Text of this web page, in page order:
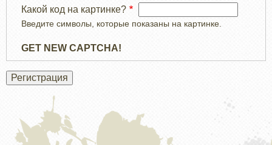
Какой код на картинке?
Введите символы, которые показаны на картинке.
GET NEW CAPTCHA!